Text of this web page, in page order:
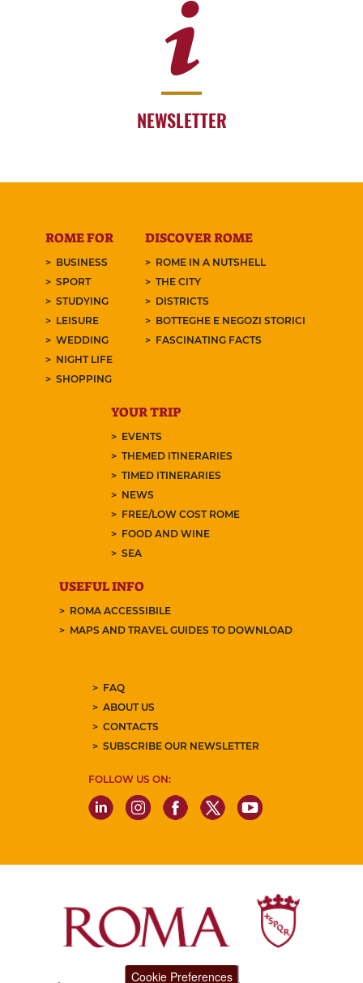
NEWSLETTER
ROME FOR
BUSINESS
SPORT
STUDYING
LEISURE
WEDDING
NIGHT LIFE
SHOPPING
DISCOVER ROME
ROME IN A NUTSHELL
THE CITY
DISTRICTS
BOTTEGHE E NEGOZI STORICI
FASCINATING FACTS
YOUR TRIP
EVENTS
THEMED ITINERARIES
TIMED ITINERARIES
NEWS
FREE/LOW COST ROME
FOOD AND WINE
SEA
USEFUL INFO
ROMA ACCESSIBILE
MAPS AND TRAVEL GUIDES TO DOWNLOAD
FAQ
ABOUT US
CONTACTS
SUBSCRIBE OUR NEWSLETTER
FOLLOW US ON:
Cookie Preferences